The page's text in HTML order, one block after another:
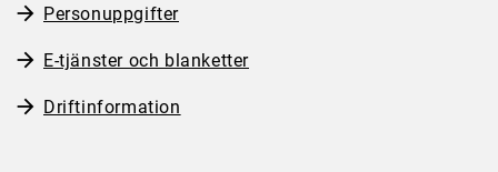
Personuppgifter
E-tjänster och blanketter
Driftinformation